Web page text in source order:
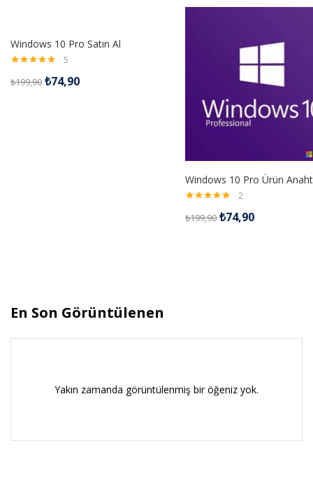
Windows 10 Pro Satın Al
5.00oy aldı
5
₺199,90 ₺74,90
Windows 10 Pro Ürün
5.00oy aldı
2
₺199,90 ₺74,90
En Son Görüntülenen
Yakın zamanda görüntülenmiş bir öğeniz yok.